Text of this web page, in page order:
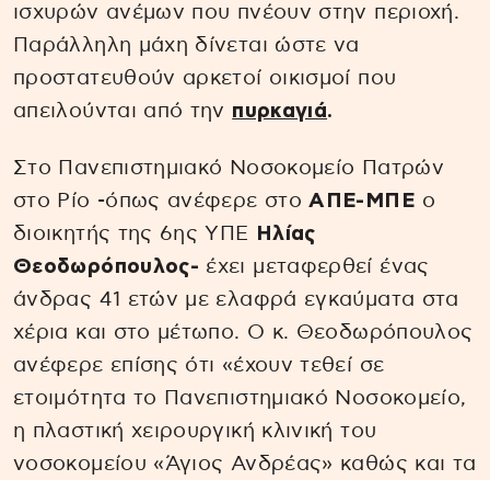
ισχυρών ανέμων που πνέουν στην περιοχή.
Παράλληλη μάχη δίνεται ώστε να
προστατευθούν αρκετοί οικισμοί που
απειλούνται από την πυρκαγιά.
Στο Πανεπιστημιακό Νοσοκομείο Πατρών
στο Ρίο -όπως ανέφερε στοΑΠΕ-ΜΠΕ ο
διοικητής της 6ης ΥΠΕ
Ηλίας
Θεοδωρόπουλος- έχει μεταφερθεί ένας
άνδρας 41 ετών με ελαφρά εγκαύματα στα
χέρια και στο μέτωπο. Ο κ. Θεοδωρόπουλος
ανέφερε επίσης ότι «έχουν τεθεί σε
ετοιμότητα το Πανεπιστημιακό Νοσοκομείο,
η πλαστική χειρουργική κλινική του
νοσοκομείου «Άγιος Ανδρέας» καθώς και τα